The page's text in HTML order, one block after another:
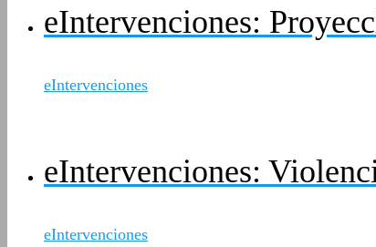
eIntervenciones:
eIntervenciones
eIntervenciones:
eIntervenciones